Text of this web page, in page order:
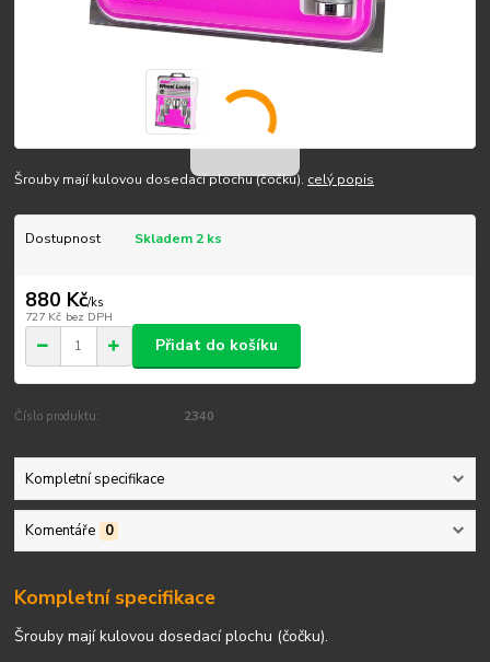
Šrouby mají kulovou dosedací plochu (čočku). celý popis
Dostupnost Skladem 2 ks
880 Kč/ks
727 Kč bez DPH
Přidat do košíku
Číslo produktu: 2340
Kompletní specifikace
Komentáře 0
Kompletní specifikace
Šrouby mají kulovou dosedací plochu (čočku).